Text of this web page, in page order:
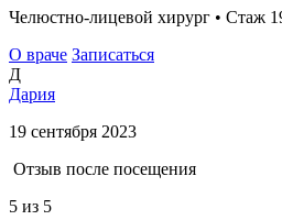
Челюстно-лицевой хирург • Стаж
О враче Записаться
Д
Дария
19 сентября 2023
Отзыв после посещения
5 из 5